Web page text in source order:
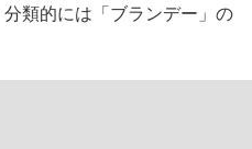
類的には「ブランデー」の